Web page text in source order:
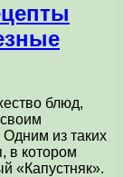
блюд,
из таких
в котором
«Капустняк».